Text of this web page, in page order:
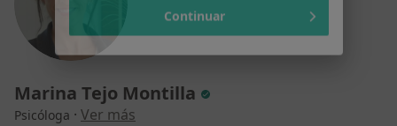
Marina Tejo Montilla
Psicóloga · Ver más
Continuar